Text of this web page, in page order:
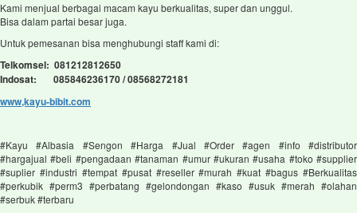
Kami menjual berbagai macam kayu berkualitas, super dan unggul.
Bisa dalam partai besar juga.
Untuk pemesanan bisa menghubungi staff kami di:
Telkomsel: 081212812650
Indosat: 085846236170 / 08568272181
www,kayu-bibit.com
#Kayu #Albasia #Sengon #Harga #Jual #Order #agen #info #distributor
#hargajual #beli #pengadaan #tanaman #umur #ukuran #usaha #toko #supplier
#suplier #industri #tempat #pusat #reseller #murah #kuat #bagus #Berkualitas
#perkubik #perm3 #perbatang #gelondongan #kaso #usuk #merah #olahan
#serbuk #terbaru